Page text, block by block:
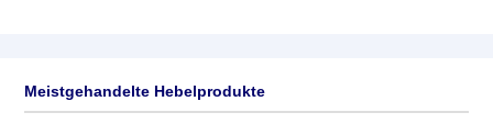
Meistgehandelte Hebelprodukte